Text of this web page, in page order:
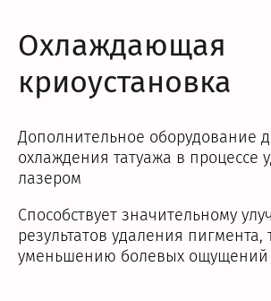
Охлаждающая
криоустановка
Дополнительное оборудование
охлаждения татуажа в процессе
лазером
Способствует значительному
результатов удаления пигмента,
уменьшению болевых ощущений